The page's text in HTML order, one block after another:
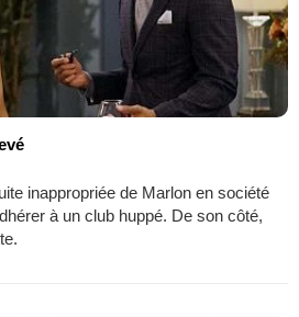
inappropriée de Marlon en société
à un club huppé. De son côté,